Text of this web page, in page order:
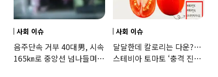
사회 이슈
음주단속 거부 40대男, 시속
165㎞로 중앙선 넘나들며
사회 이슈
달달한데 칼로리는 다운?…
스테비아 토마토 ‘충격 진실’